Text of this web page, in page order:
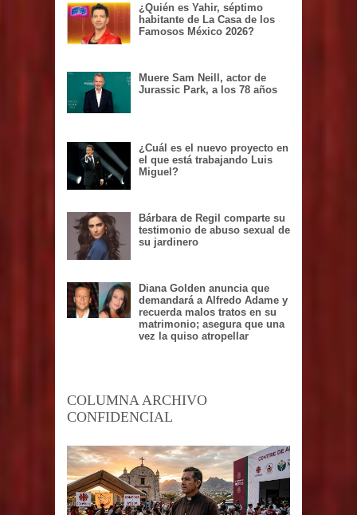
¿Quién es Yahir, séptimo
habitante de La Casa de los
Famosos México 2026?
Muere Sam Neill, actor de
Jurassic Park, a los 78 años
¿Cuál es el nuevo proyecto en
el que está trabajando Luis
Miguel?
Bárbara de Regil comparte su
testimonio de abuso sexual de
su jardinero
Diana Golden anuncia que
demandará a Alfredo Adame y
recuerda malos tratos en su
matrimonio; asegura que una
vez la quiso atropellar
COLUMNA ARCHIVO
CONFIDENCIAL